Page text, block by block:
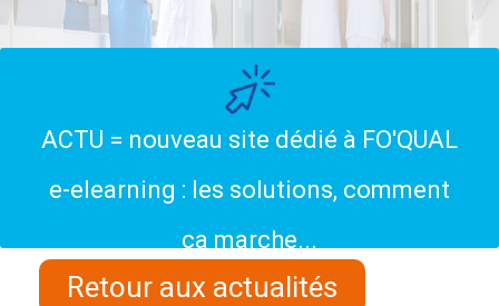
ACTU = nouveau site dédié à FO'QUAL
e-elearning : les solutions, comment
ça marche...
Retour aux actualités